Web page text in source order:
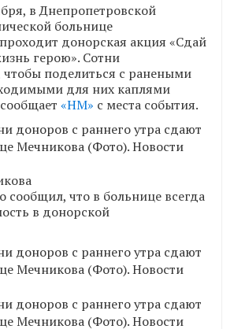
в Днепропетровской
больнице
донорская акция «Сдай
герою». Сотни
поделиться с ранеными
для них каплями
«НМ» с места события.
сообщил, что в больнице всегда
в донорской